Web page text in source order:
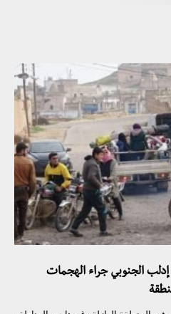
الجنوبي جراء الهجمات